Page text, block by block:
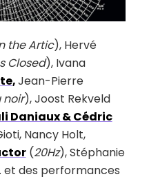
the Artic), Hervé
Closed), Ivana
,Jean-Pierre
noir), Joost Rekveld
Daniaux & Cédric
Nancy Holt,
(20Hz), Stéphanie
et des performances